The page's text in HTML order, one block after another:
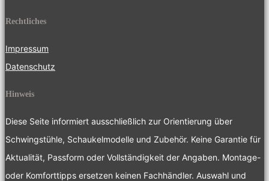
Rechtliches
Impressum
Datenschutz
Hinweis
Diese Seite informiert ausschließlich zur Orientierung über
Schwingstühle, Schaukelmodelle und Zubehör. Keine Garantie für
Aktualität, Passform oder Vollständigkeit der Angaben. Montage-
oder Komforttipps ersetzen keinen Fachhändler. Auswahl und